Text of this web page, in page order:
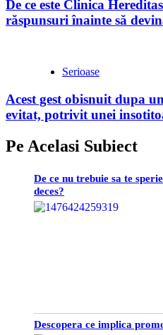
De ce este Clinica
răspunsuri înainte să
Serioase
Acest gest obisnuit dupa
evitat, potrivit unei
Pe Acelasi Subiect
De ce nu trebuie sa te
deces?
Descopera ce implica